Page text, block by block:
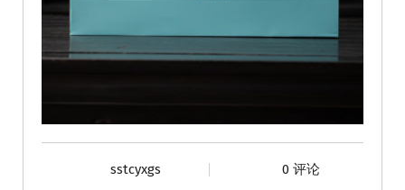
sstcyxgs 0 评论